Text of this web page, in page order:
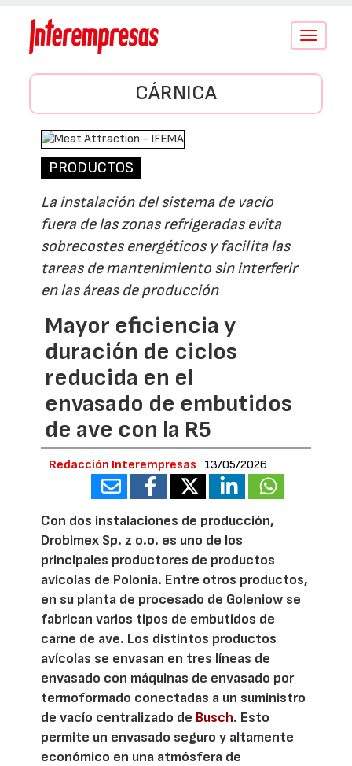
Conmutar
CÁRNICA
PRODUCTOS
La instalación del sistema de vacío
fuera de las zonas refrigeradas evita
sobrecostes energéticos y facilita las
tareas de mantenimiento sin interferir
en las áreas de producción
Mayor eficiencia y
duración de ciclos
reducida en el
envasado de embutidos
de ave con la R5
Redacción Interempresas 13/05/2026
Con dos instalaciones de producción,
Drobimex Sp. z o.o. es uno de los
principales productores de productos
avícolas de Polonia. Entre otros productos,
en su planta de procesado de Goleniow se
fabrican varios tipos de embutidos de
carne de ave. Los distintos productos
avícolas se envasan en tres líneas de
envasado con máquinas de envasado por
termoformado conectadas a un suministro
de vacío centralizado de Busch. Esto
permite un envasado seguro y altamente
económico en una atmósfera de